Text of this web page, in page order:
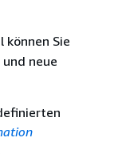
können Sie
neue